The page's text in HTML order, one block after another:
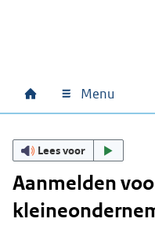
Hoofdnavigatie
Home Menu
Lees voor
Aanmelden